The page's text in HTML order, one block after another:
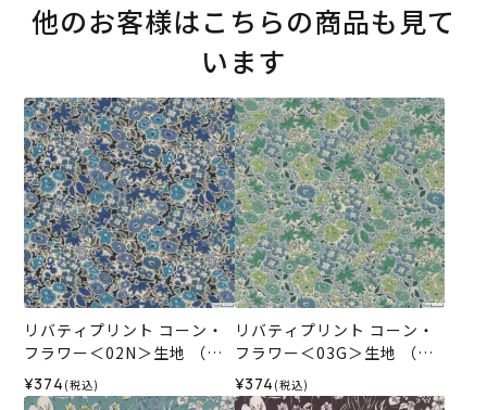
他のお客様はこちらの商品も見て
います
リバティプリント コーン・
フラワー＜02N＞生地 （ホ
ビーラホビーレオリジナ
ル）2026AW
¥374 (税込)
リバティプリント コーン・
フラワー＜03G＞生地 （ホ
ビーラホビーレオリジナ
ル）2026AW
¥374 (税込)